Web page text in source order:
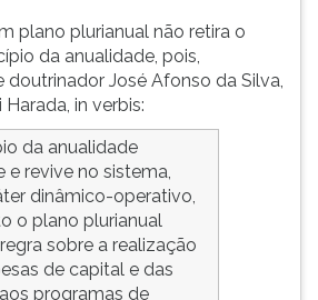
plano plurianual não retira o
da anualidade, pois,
José Afonso da Silva,
in verbis:
da anualidade
e revive no sistema,
dinâmico-operativo,
o plano plurianual
sobre a realização
de capital e das
programas de